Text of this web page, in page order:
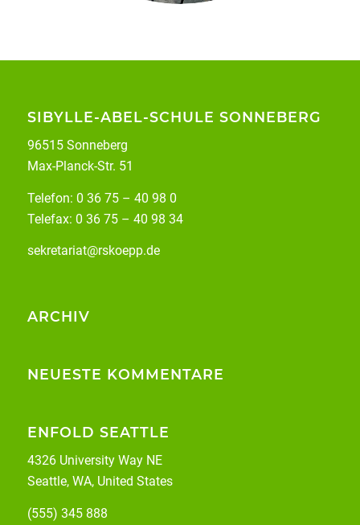
SIBYLLE-ABEL-SCHULE SONNEBERG
96515 Sonneberg
Max-Planck-Str. 51
Telefon: 0 36 75 – 40 98 0
Telefax: 0 36 75 – 40 98 34
sekretariat@rskoepp.de
ARCHIV
NEUESTE KOMMENTARE
ENFOLD SEATTLE
4326 University Way NE
Seattle, WA, United States
(555) 345 888